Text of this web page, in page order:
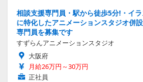
相談支援専門員・駅から徒歩5分!・イ
に特化したアニメーションスタジオ併
専門員を募集です
すずらんアニメーションスタジオ
大阪府
月給26万円～30万円
正社員